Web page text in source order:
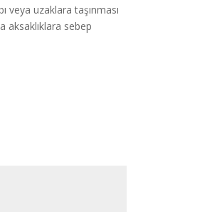
veya uzaklara taşınması
aksaklıklara sebep